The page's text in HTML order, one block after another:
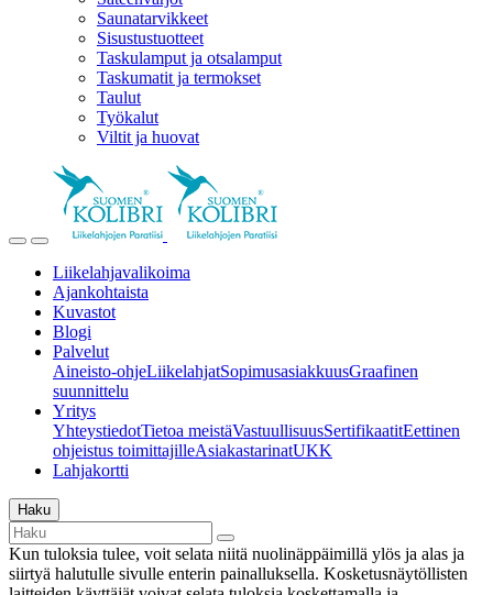
Saunatarvikkeet
Sisustustuotteet
Taskulamput ja otsalamput
Taskumatit ja termokset
Taulut
Työkalut
Viltit ja huovat
Liikelahjavalikoima
Ajankohtaista
Kuvastot
Blogi
Palvelut
Aineisto-ohjeLiikelahjatSopimusasiakkuusGraafinen
suunnittelu
Yritys
YhteystiedotTietoa meistäVastuullisuusSertifikaatitEettinen
ohjeistus toimittajilleAsiakastarinatUKK
Lahjakortti
Haku
Kun tuloksia tulee, voit selata niitä nuolinäppäimillä ylös ja alas ja
siirtyä halutulle sivulle enterin painalluksella. Kosketusnäytöllisten